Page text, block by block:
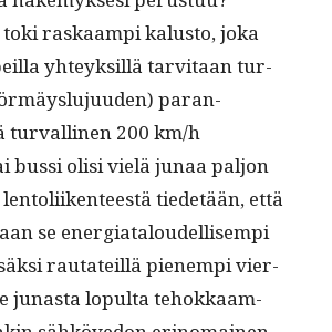
raskaampi kalus­to, joka
yhteyk­sil­lä tarvi­taan tur­
paran­
tur­valli­nen 200 km/h
bus­si olisi vielä junaa paljon
tiede­tään, että
se ener­giat­aloudel­lisem­pi
rautateil­lä pienem­pi vier­
junas­ta lop­ul­ta tehokkaam­